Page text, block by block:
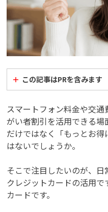
この記事はPRを含みます
スマートフォン料金や交
がい者割引を活用できる
だけではなく「もっとお
はないでしょうか。
そこで注目したいのが、
クレジットカードの活用
カードです。